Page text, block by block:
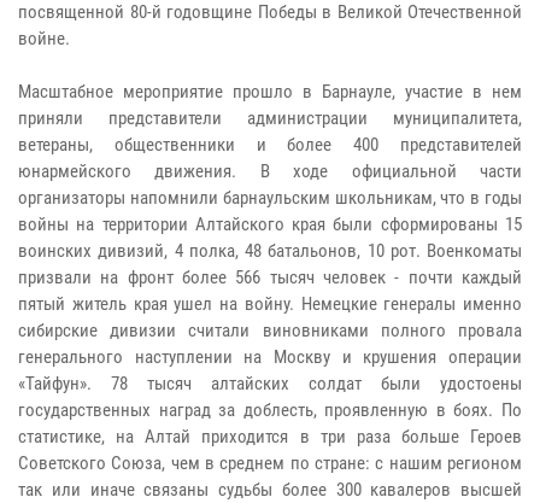
посвященной 80-й годовщине Победы в Великой Отечественной
войне.
Масштабное мероприятие прошло в Барнауле, участие в нем
приняли представители администрации муниципалитета,
ветераны, общественники и более 400 представителей
юнармейского движения. В ходе официальной части
организаторы напомнили барнаульским школьникам, что в годы
войны на территории Алтайского края были сформированы 15
воинских дивизий, 4 полка, 48 батальонов, 10 рот. Военкоматы
призвали на фронт более 566 тысяч человек - почти каждый
пятый житель края ушел на войну. Немецкие генералы именно
сибирские дивизии считали виновниками полного провала
генерального наступлении на Москву и крушения операции
«Тайфун». 78 тысяч алтайских солдат были удостоены
государственных наград за доблесть, проявленную в боях. По
статистике, на Алтай приходится в три раза больше Героев
Советского Союза, чем в среднем по стране: с нашим регионом
так или иначе связаны судьбы более 300 кавалеров высшей